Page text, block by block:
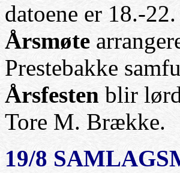
datoene er 18.-
Årsmøte
Prestebakke
Årsfesten blir
Tore M. Brække.
19/8